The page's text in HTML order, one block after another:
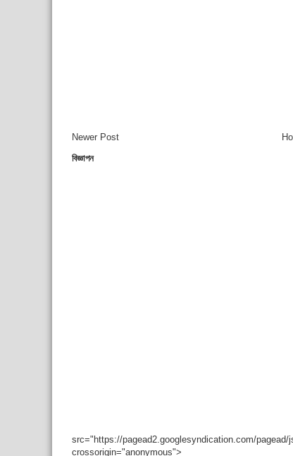
Newer Post
বিজ্ঞাপন
src="https://pagead2.googlesyndication.com/
crossorigin="anonymous">